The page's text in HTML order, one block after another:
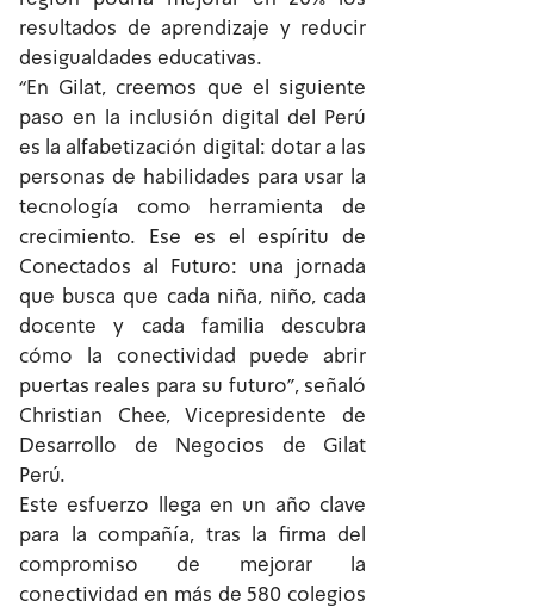
resultados de aprendizaje y reducir
desigualdades educativas.
“En Gilat, creemos que el siguiente
paso en la inclusión digital del Perú
es la alfabetización digital: dotar a las
personas de habilidades para usar la
tecnología como herramienta de
crecimiento. Ese es el espíritu de
Conectados al Futuro: una jornada
que busca que cada niña, niño, cada
docente y cada familia descubra
cómo la conectividad puede abrir
puertas reales para su futuro”, señaló
Christian Chee, Vicepresidente de
Desarrollo de Negocios de Gilat
Perú.
Este esfuerzo llega en un año clave
para la compañía, tras la firma del
compromiso de mejorar la
conectividad en más de 580 colegios